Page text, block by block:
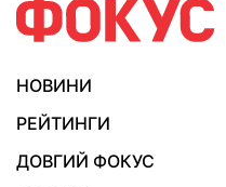
НОВИНИ
РЕЙТИНГИ
ДОВГИЙ ФОКУС